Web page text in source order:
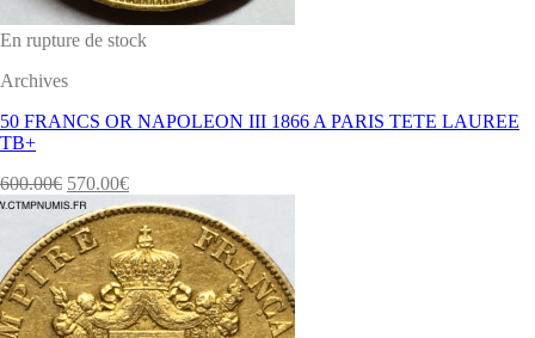
En rupture de stock
Archives
50 FRANCS OR NAPOLEON III 1866 A PARIS TETE LAUREE
TB+
600.00€ 570.00€